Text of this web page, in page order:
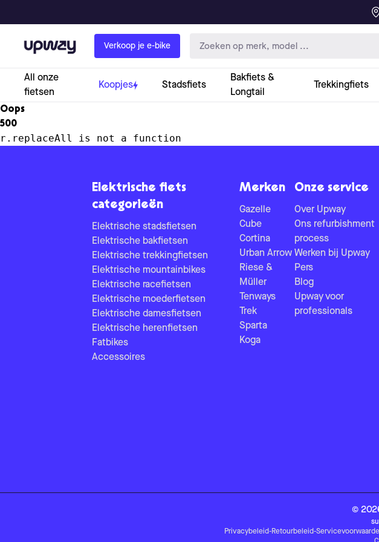
Upway Verkoop je e-bike
All onze
fietsen
Koopjes Stadsfiets
Bakfiets &
Longtail
Trekkingfiets
Oops
500
r.replaceAll is not a function
Elektrische fiets
categorieën
Elektrische stadsfietsen
Elektrische bakfietsen
Elektrische trekkingfietsen
Elektrische mountainbikes
Elektrische racefietsen
Elektrische moederfietsen
Elektrische damesfietsen
Elektrische herenfietsen
Fatbikes
Accessoires
Merken
Gazelle
Cube
Cortina
Urban Arrow
Riese &
Müller
Tenways
Trek
Sparta
Koga
Onze service
Over Upway
Ons refurbishment
process
Werken bij Upway
Pers
Blog
Upway voor
professionals
©
Privacybeleid-Retourbeleid-